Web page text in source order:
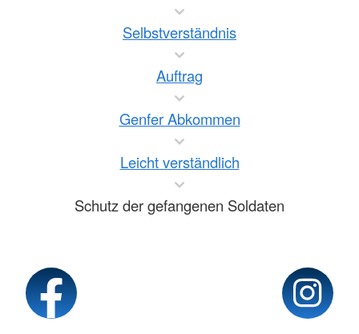
Selbstverständnis
Auftrag
Genfer Abkommen
Leicht verständlich
Schutz der gefangenen Soldaten